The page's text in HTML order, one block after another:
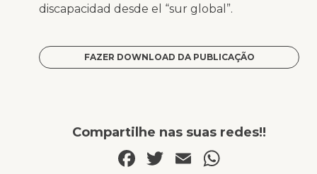
discapacidad desde el “sur global”.
FAZER DOWNLOAD DA PUBLICAÇÃO
Compartilhe nas suas redes!!
Facebook
Twitter
Email